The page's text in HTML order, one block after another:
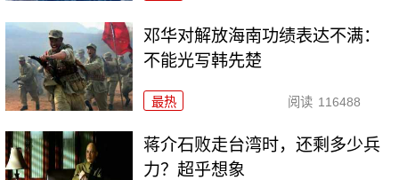
邓华对解放海南功绩表达不满：
不能光写韩先楚
最热 阅读 116488
蒋介石败走台湾时，还剩多少兵
力？超乎想象